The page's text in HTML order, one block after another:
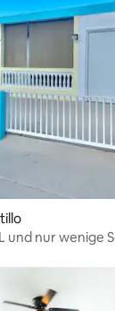
und nur wenige